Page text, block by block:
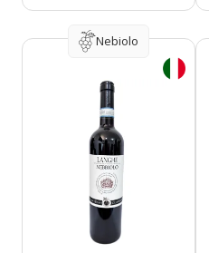
Nebiolo